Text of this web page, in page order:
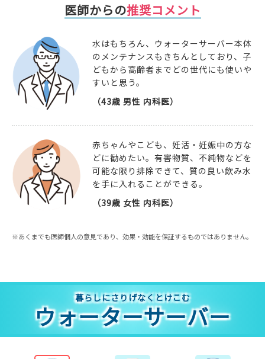
医師からの推奨コメント
水はもちろん、ウォーターサーバー本体
のメンテナンスもきちんとしており、子
どもから高齢者までどの世代にも使いや
すいと思う。
（43歳 男性 内科医）
赤ちゃんやこども、妊活・妊娠中の方な
どに勧めたい。有害物質、不純物などを
可能な限り排除できて、質の良い飲み水
を手に入れることができる。
（39歳 女性 内科医）
※あくまでも医師個人の意見であり、効果・効能を保証するものではありません。
暮らしにさりげなくとけこむ
ウォーターサーバー